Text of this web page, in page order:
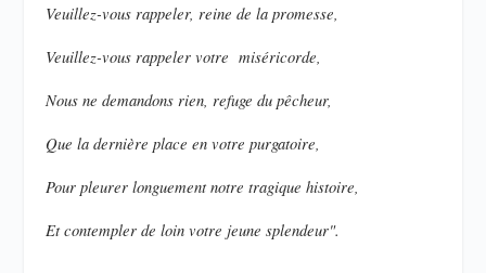
Veuillez-vous rappeler, reine de la promesse,
Veuillez-vous rappeler votre miséricorde,
Nous ne demandons rien, refuge du pêcheur,
Que la dernière place en votre purgatoire,
Pour pleurer longuement notre tragique histoire,
Et contempler de loin votre jeune splendeur".